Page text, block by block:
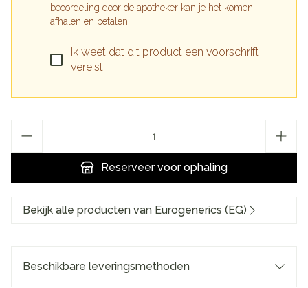
beoordeling door de apotheker kan je het komen
afhalen en betalen.
Ik weet dat dit product een voorschrift
vereist.
Reserveervoor ophaling
Bekijk alle producten van Eurogenerics (EG)
Beschikbare leveringsmethoden